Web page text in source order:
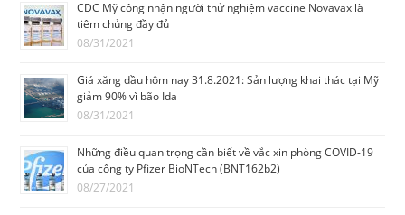
CDC Mỹ công nhận người thử nghiệm vaccine Novavax là
tiêm chủng đầy đủ
08/31/2021
Giá xăng dầu hôm nay 31.8.2021: Sản lượng khai thác tại Mỹ
giảm 90% vì bão Ida
08/31/2021
Những điều quan trọng cần biết về vắc xin phòng COVID-19
của công ty Pfizer BioNTech (BNT162b2)
08/27/2021